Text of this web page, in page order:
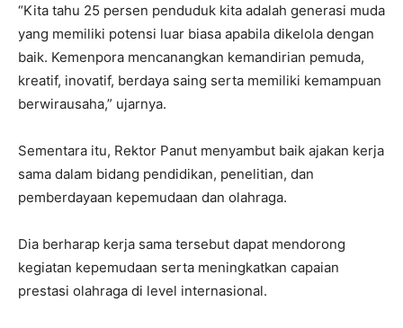
“Kita tahu 25 persen penduduk kita adalah generasi muda
yang memiliki potensi luar biasa apabila dikelola dengan
baik. Kemenpora mencanangkan kemandirian pemuda,
kreatif, inovatif, berdaya saing serta memiliki kemampuan
berwirausaha,” ujarnya.
Sementara itu, Rektor Panut menyambut baik ajakan kerja
sama dalam bidang pendidikan, penelitian, dan
pemberdayaan kepemudaan dan olahraga.
Dia berharap kerja sama tersebut dapat mendorong
kegiatan kepemudaan serta meningkatkan capaian
prestasi olahraga di level internasional.